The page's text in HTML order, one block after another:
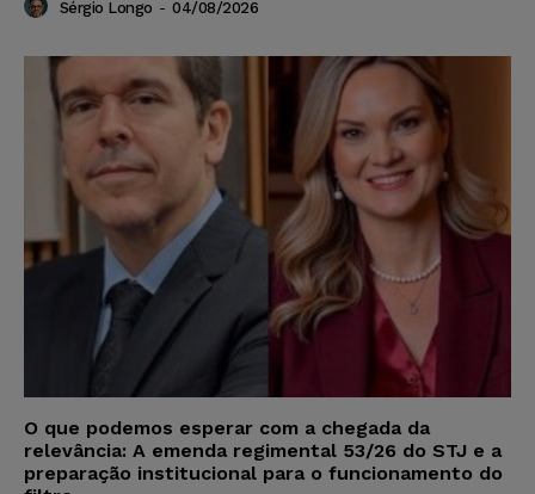
Sérgio Longo - 04/08/2026
O que podemos esperar com a chegada da
relevância: A emenda regimental 53/26 do STJ e a
preparação institucional para o funcionamento do